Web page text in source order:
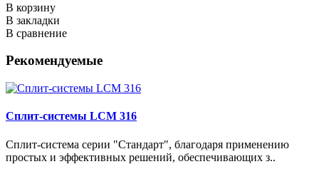
В корзину
В закладки
В сравнение
Рекомендуемые
Сплит-системы LCM 316
Сплит-система серии "Стандарт", благодаря применению
простых и эффективных решений, обеспечивающих з..